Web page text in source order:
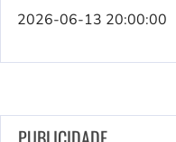
2026-06-13 20:00:00